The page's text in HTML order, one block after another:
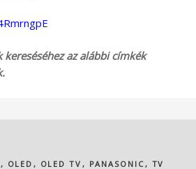
az alábbi címkék
, OLED , OLED TV , PANASONIC, TV